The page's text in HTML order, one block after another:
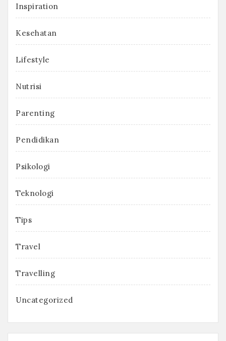
Inspiration
Kesehatan
Lifestyle
Nutrisi
Parenting
Pendidikan
Psikologi
Teknologi
Tips
Travel
Travelling
Uncategorized